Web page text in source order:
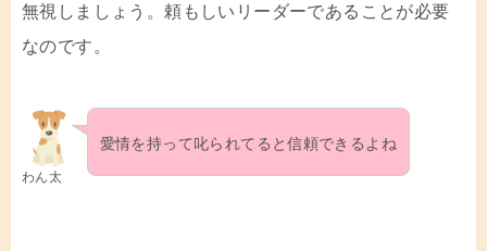
無視しましょう。頼もしいリーダーであることが必要
なのです。
わん太
愛情を持って叱られてると信頼できるよね